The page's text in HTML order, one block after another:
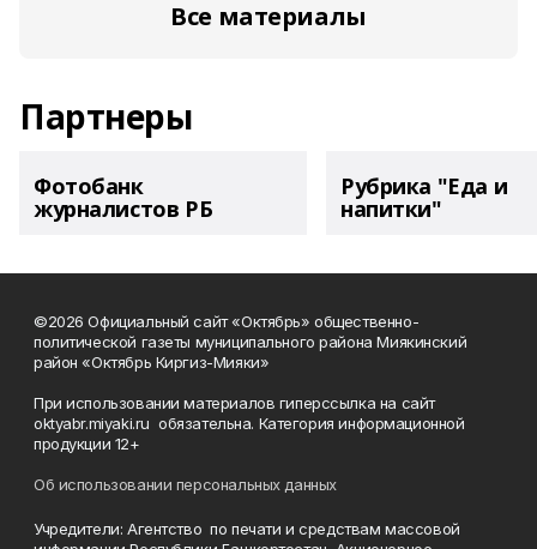
Все материалы
Партнеры
Фотобанк
журналистов РБ
Рубрика "Еда и
напитки"
©2026 Официальный сайт «Октябрь» общественно-
политической газеты муниципального района Миякинский
район «Октябрь Киргиз-Мияки»
При использовании материалов гиперссылка на сайт
oktyabr.miyaki.ru обязательна. Категория информационной
продукции 12+
Об использовании персональных данных
Учредители: Агентство по печати и средствам массовой